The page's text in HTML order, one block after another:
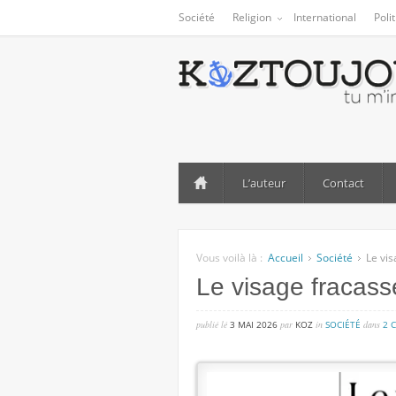
Société Religion International
L’auteur Contact
Vous voilà là : Accueil Société Le
Le visage
publié lé 3 MAI 2026 par KOZ in SOCIÉTÉ dans 2